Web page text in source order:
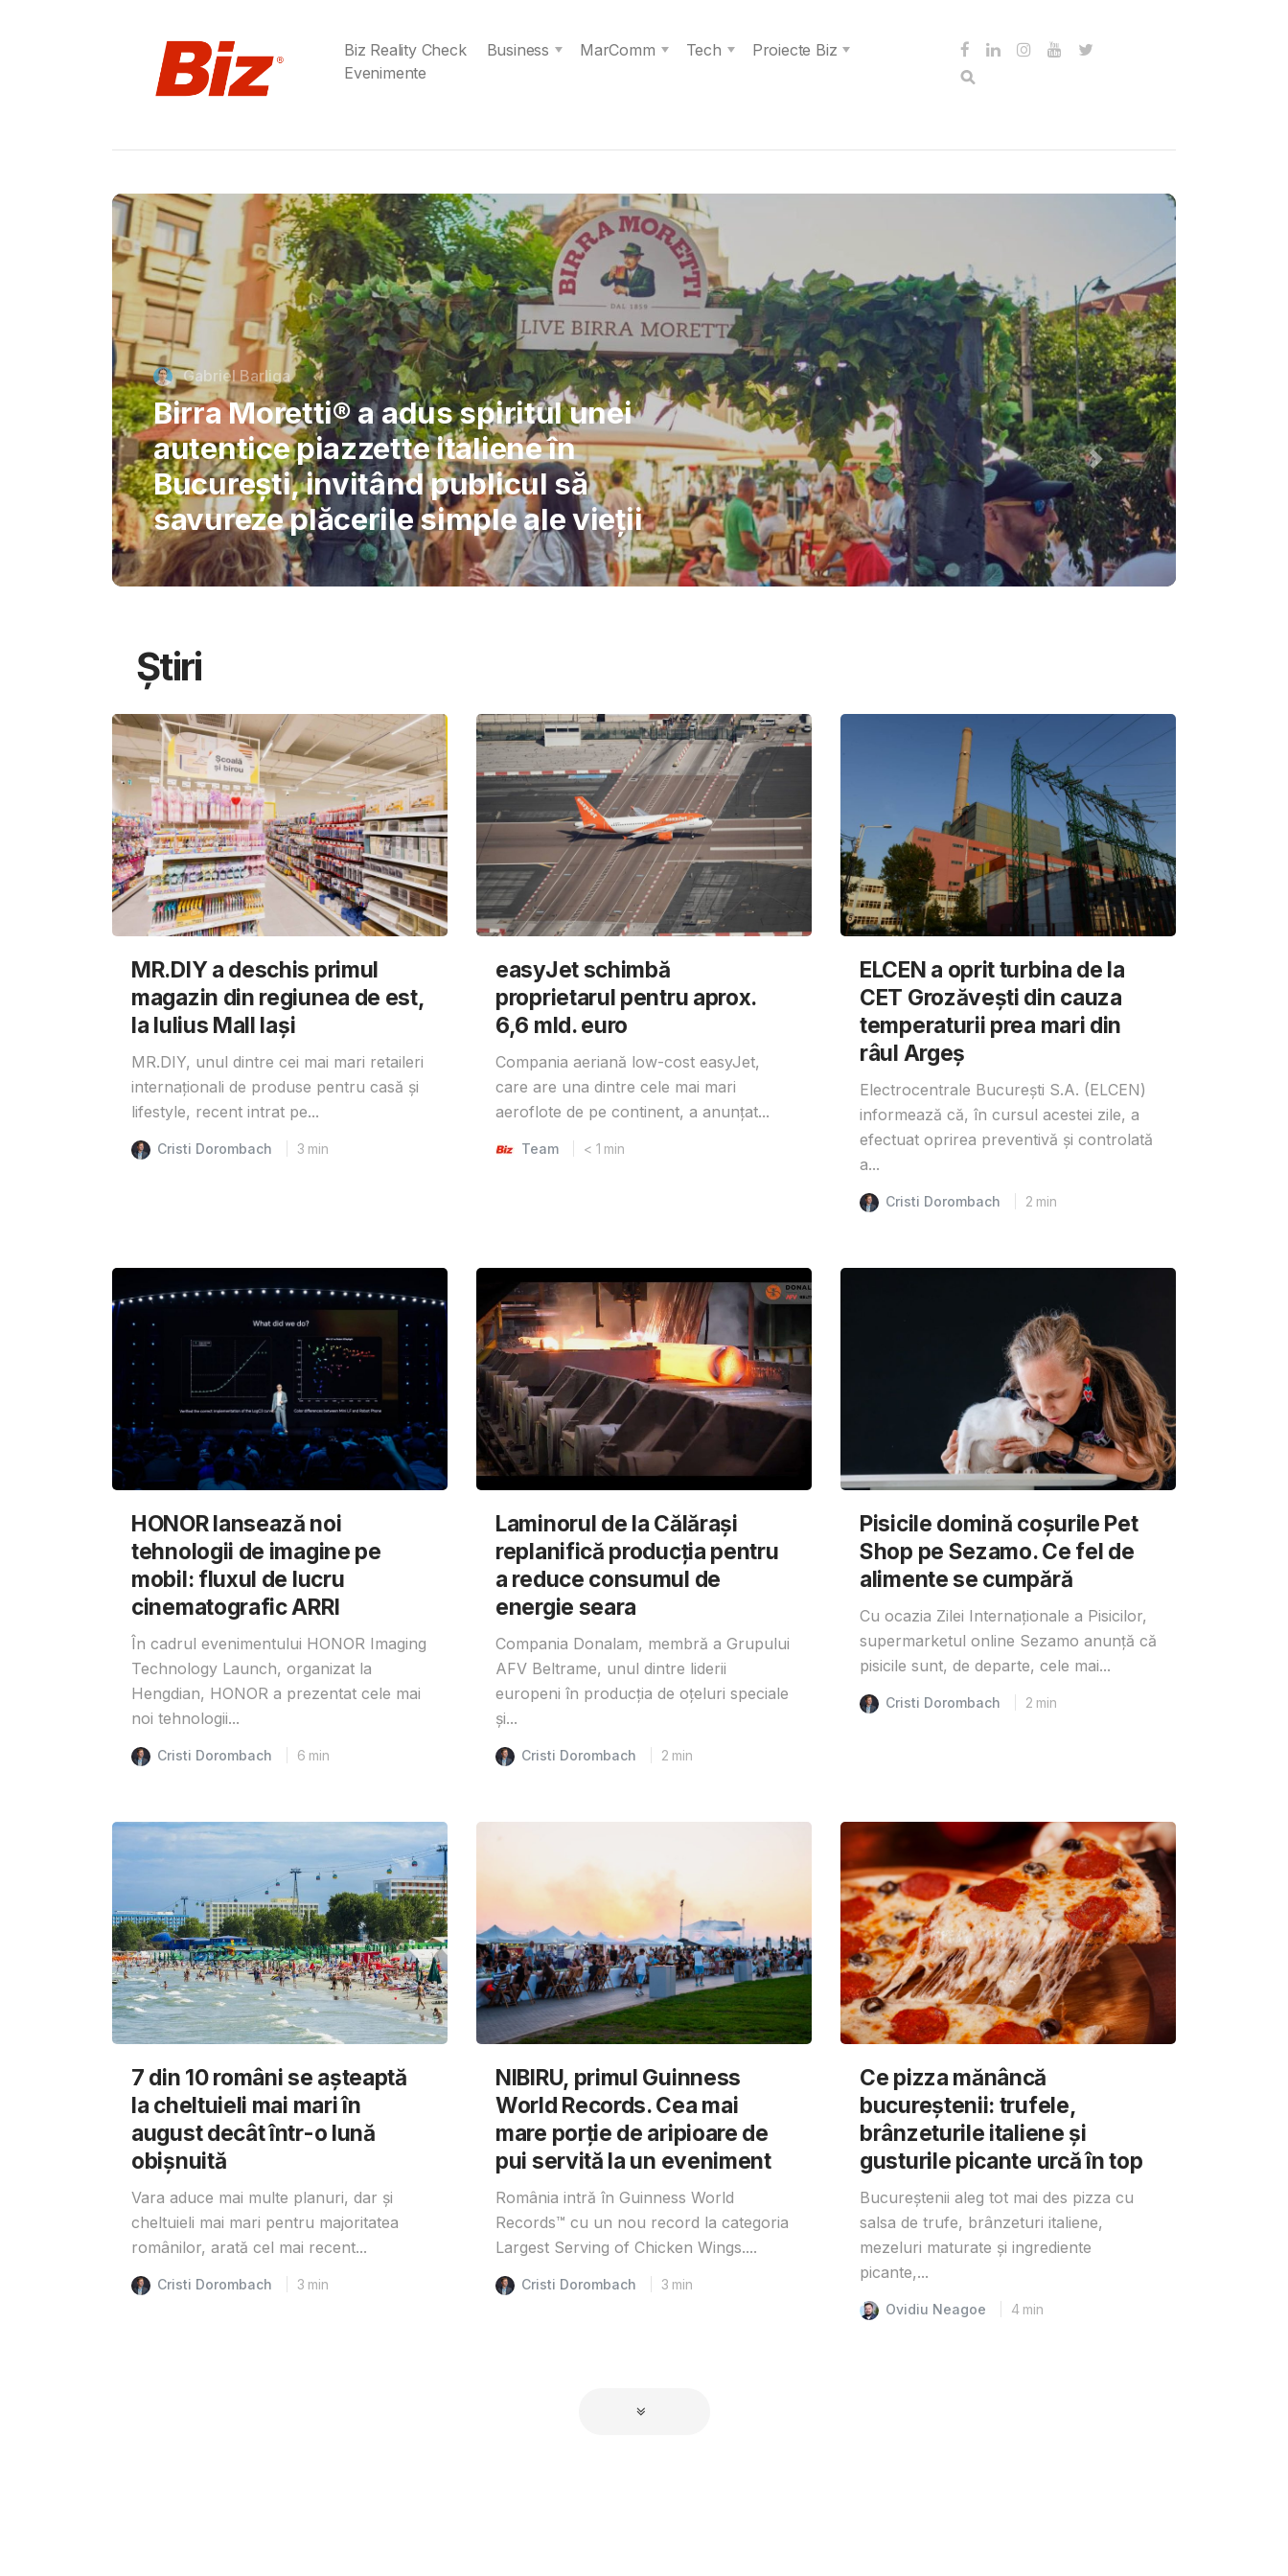
Biz Reality Check Business MarComm Tech
Proiecte Biz
Evenimente
Cristi Dorombach
Richard Joannides, Verita
International School: Școlile nu pot
permite AI-ului să înlocuiască
gândirea elevilor
Știri
MR.DIY a deschis primul
magazin din regiunea de est,
la Iulius Mall Iași
MR.DIY, unul dintre cei mai mari retaileri
internaționali de produse pentru casă și
lifestyle, recent intrat pe...
Cristi Dorombach 3 min
easyJet schimbă
proprietarul pentru aprox.
6,6 mld. euro
Compania aeriană low-cost easyJet,
care are una dintre cele mai mari
aeroflote de pe continent, a anunțat...
Team < 1 min
ELCEN a oprit turbina de la
CET Grozăvești din cauza
temperaturii prea mari din
râul Argeș
Electrocentrale București S.A. (ELCEN)
informează că, în cursul acestei zile, a
efectuat oprirea preventivă și controlată
a...
Cristi Dorombach 2 min
HONOR lansează noi
tehnologii de imagine pe
mobil: fluxul de lucru
cinematografic ARRI
În cadrul evenimentului HONOR Imaging
Technology Launch, organizat la
Hengdian, HONOR a prezentat cele mai
noi tehnologii...
Cristi Dorombach 6 min
Laminorul de la Călărași
replanifică producția pentru
a reduce consumul de
energie seara
Compania Donalam, membră a Grupului
AFV Beltrame, unul dintre liderii
europeni în producția de oțeluri speciale
și...
Cristi Dorombach 2 min
Pisicile domină coșurile Pet
Shop pe Sezamo. Ce fel de
alimente se cumpără
Cu ocazia Zilei Internaționale a Pisicilor,
supermarketul online Sezamo anunță că
pisicile sunt, de departe, cele mai...
Cristi Dorombach 2 min
7 din 10 români se așteaptă
la cheltuieli mai mari în
august decât într-o lună
obișnuită
Vara aduce mai multe planuri, dar și
cheltuieli mai mari pentru majoritatea
românilor, arată cel mai recent...
Cristi Dorombach 3 min
NIBIRU, primul Guinness
World Records. Cea mai
mare porție de aripioare de
pui servită la un eveniment
România intră în Guinness World
Records™️ cu un nou record la categoria
Largest Serving of Chicken Wings....
Cristi Dorombach 3 min
Ce pizza mănâncă
bucureștenii: trufele,
brânzeturile italiene și
gusturile picante urcă în top
Bucureștenii aleg tot mai des pizza cu
salsa de trufe, brânzeturi italiene,
mezeluri maturate și ingrediente
picante,...
Ovidiu Neagoe 4 min